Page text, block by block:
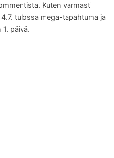
Kuten varmasti
tulossa mega-tapahtuma ja
1. päivä.